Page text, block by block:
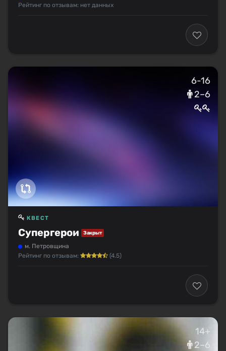
Рейтинг по отзывам: нет данных
6-16
2–6
Супергерои Закрыт
КВЕСТ
м. Петровщина
Рейтинг по отзывам:
(4.5)
14+
2–6